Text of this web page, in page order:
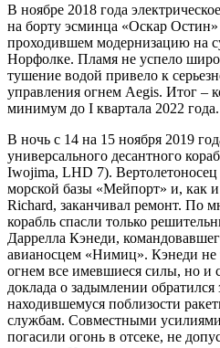
В ноябре 2018 года
на борту эсминца «Оскар
проходившем модернизацию на
Норфолке. Пламя не успело
тушение водой привело к
управления огнем Aegis. Итог –
минимум до I квартала 2022 года.
В ночь с 14 на 15 ноября 2019
универсального десантного
Iwojima, LHD 7).
морской базы «Мейпорт» и, как
Richard, заканчивал ремонт. По
корабль спасли только
Даррелла Кэнеди,
авианосцем «Нимиц». Кэнеди не
огнем все имевшиеся силы, но и
доклада о задымлении
находившемуся поблизости
службам. Совместными
погасили огонь в отсеке, не